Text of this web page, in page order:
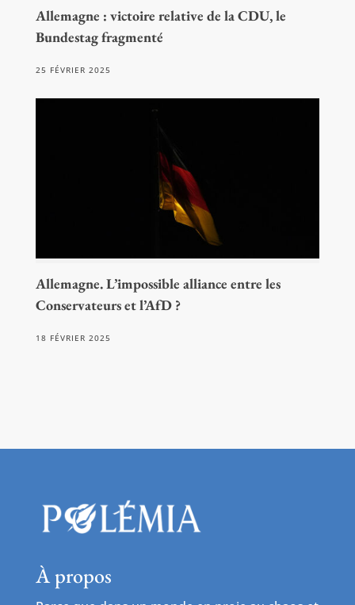
Allemagne : victoire relative de la CDU, le
Bundestag fragmenté
25 FÉVRIER 2025
Allemagne. L’impossible alliance entre les
Conservateurs et l’AfD ?
18 FÉVRIER 2025
À propos